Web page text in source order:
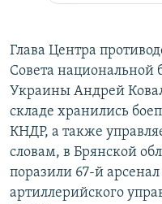
Глава Центра
Совета национальной
Украины Андрей
складе хранились
КНДР, а также
словам, в Брянской
поразили 67-й
артиллерийского